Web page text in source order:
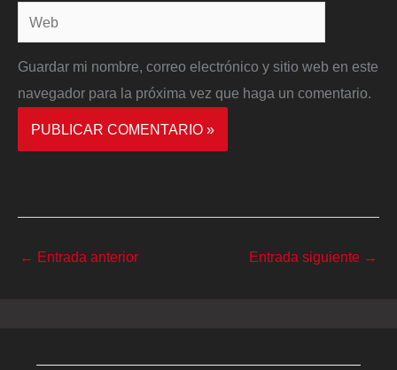
Web
Guardar mi nombre, correo electrónico y sitio web en este
navegador para la próxima vez que haga un comentario.
← Entrada anterior Entrada siguiente →